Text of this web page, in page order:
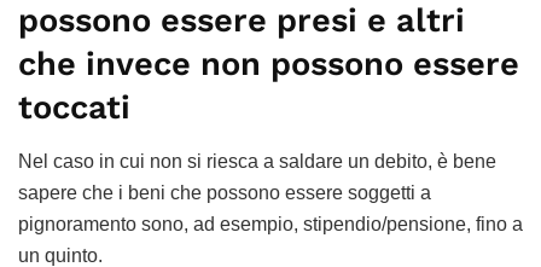
possono essere presi e altri
che invece non possono essere
toccati
Nel caso in cui non si riesca a saldare un debito, è bene
sapere che i beni che possono essere soggetti a
pignoramento sono, ad esempio, stipendio/pensione, fino a
un quinto.